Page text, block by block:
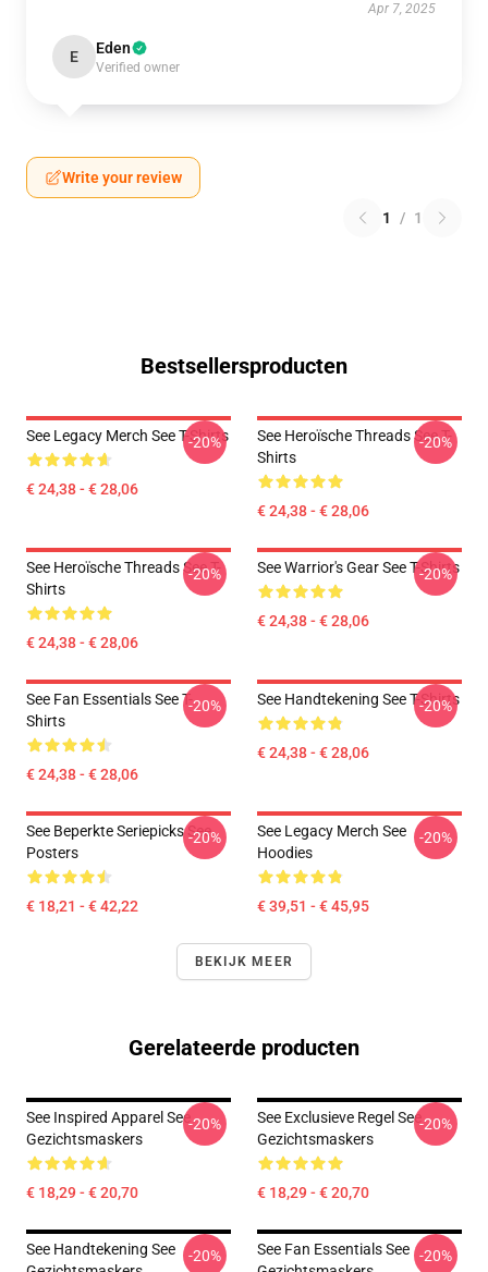
Apr 7, 2025
E Eden
Verified owner
Write your review
1 / 1
Bestsellersproducten
See Legacy Merch See T-Shirts
€ 24,38 - € 28,06
-20%
See Heroïsche Threads See T-
Shirts
€ 24,38 - € 28,06
-20%
See Heroïsche Threads See T-
Shirts
€ 24,38 - € 28,06
-20% See Warrior's Gear See T-Shirts
€ 24,38 - € 28,06
-20%
See Fan Essentials See T-
Shirts
€ 24,38 - € 28,06
-20% See Handtekening See T-Shirts
€ 24,38 - € 28,06
-20%
See Beperkte Seriepicks See
Posters
€ 18,21 - € 42,22
-20%
See Legacy Merch See
Hoodies
€ 39,51 - € 45,95
-20%
BEKIJK MEER
Gerelateerde producten
See Inspired Apparel See
Gezichtsmaskers
€ 18,29 - € 20,70
-20%
See Exclusieve Regel See
Gezichtsmaskers
€ 18,29 - € 20,70
-20%
See Handtekening See
-20%
See Fan Essentials See -20%